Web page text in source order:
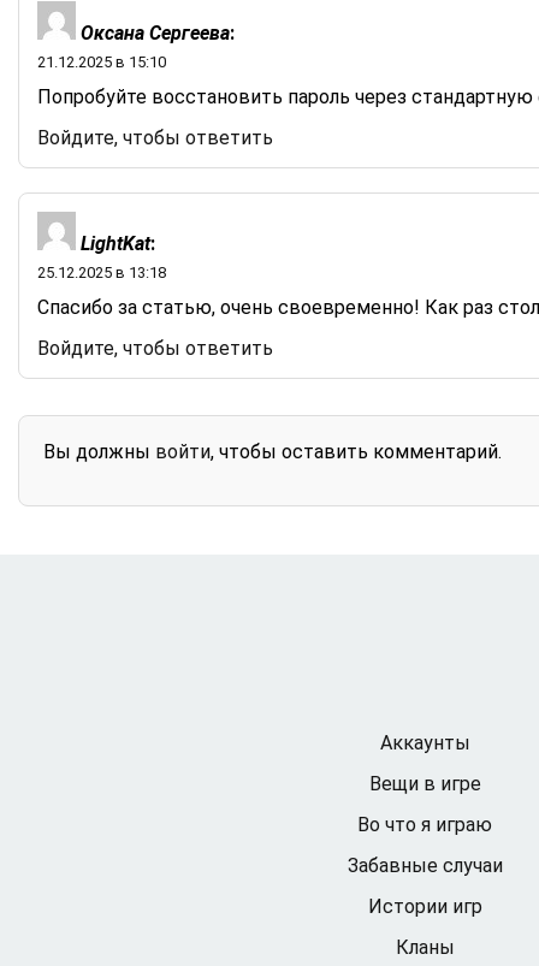
Оксана Сергеева:
21.12.2025 в 15:10
Попробуйте восстановить пароль через
Войдите, чтобы ответить
LightKat:
25.12.2025 в 13:18
Спасибо за статью, очень своевременно! Как раз
Войдите, чтобы ответить
Вы должны войти, чтобы оставить комментарий.
Аккаунты
Вещи в игре
Во что я играю
Забавные случаи
Истории игр
Кланы